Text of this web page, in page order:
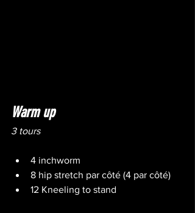
Warm up
3 tours
4 inchworm
8 hip stretch par côté (4 par côté)
12 Kneeling to stand